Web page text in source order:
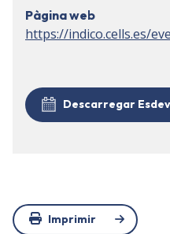
Pàgina web
https://indico.cells.es/
Descarregar
Imprimir